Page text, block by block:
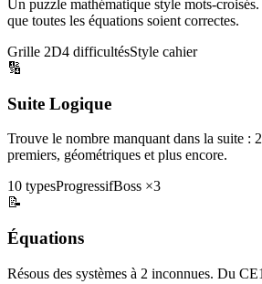
Un puzzle mathématique style mots-
que toutes les équations soient correctes.
Grille 2D4 difficultésStyle cahier
🔢
Suite Logique
Trouve le nombre manquant dans la suite :
premiers, géométriques et plus encore.
10 typesProgressifBoss ×3
📝
Équations
Résous des systèmes à 2 inconnues. Du